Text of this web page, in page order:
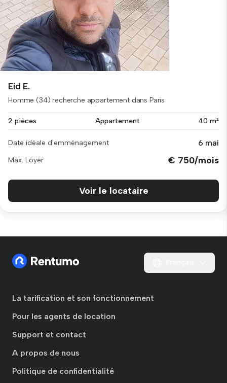
Eid E.
Homme (34) recherche appartement dans Paris
2 pièces Appartement 40 m²
Date idéale d'emménagement 6 mai
Max. Loyer € 750/mois
Voir le locataire
La tarification et son fonctionnement
Pour les agents de location
Support et contact
A propos de nous
Politique de confidentialité